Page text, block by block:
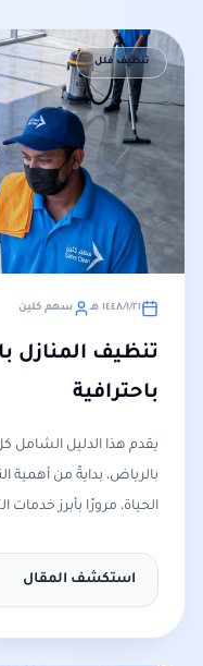
تنظيف فلل
٢١‏/١‏/١٤٤٨ هـ سهم كلين
تنظيف المنازل
باحترافية
يقدم هذا الدليل الشامل
بالرياض، بدايةً من أهمية
الحياة، مرورًا بأبرز
استكشف المقال